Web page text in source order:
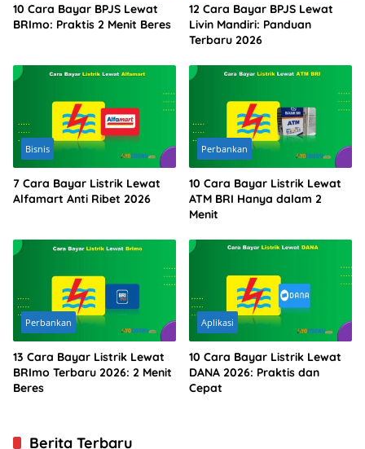
10 Cara Bayar BPJS Lewat
BRImo: Praktis 2 Menit Beres
12 Cara Bayar BPJS Lewat
Livin Mandiri: Panduan
Terbaru 2026
Bisnis
7 Cara Bayar Listrik Lewat
Alfamart Anti Ribet 2026
Perbankan
10 Cara Bayar Listrik Lewat
ATM BRI Hanya dalam 2
Menit
Perbankan
13 Cara Bayar Listrik Lewat
BRImo Terbaru 2026: 2 Menit
Beres
Aplikasi
10 Cara Bayar Listrik Lewat
DANA 2026: Praktis dan
Cepat
Berita Terbaru